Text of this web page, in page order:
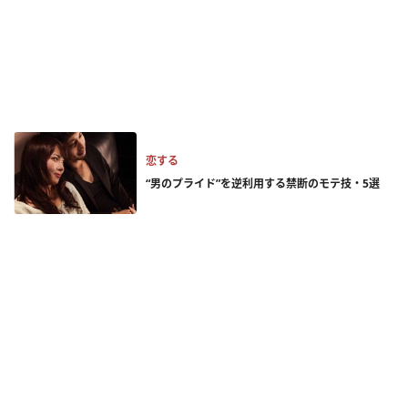
恋する
“男のプライド”を逆利用する禁断のモテ技・5選